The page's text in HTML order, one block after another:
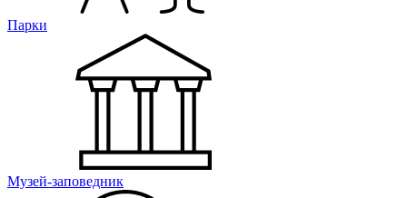
Парки
Музей-заповедник